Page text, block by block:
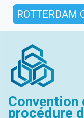
ROTTERDAM
Convention
procédure